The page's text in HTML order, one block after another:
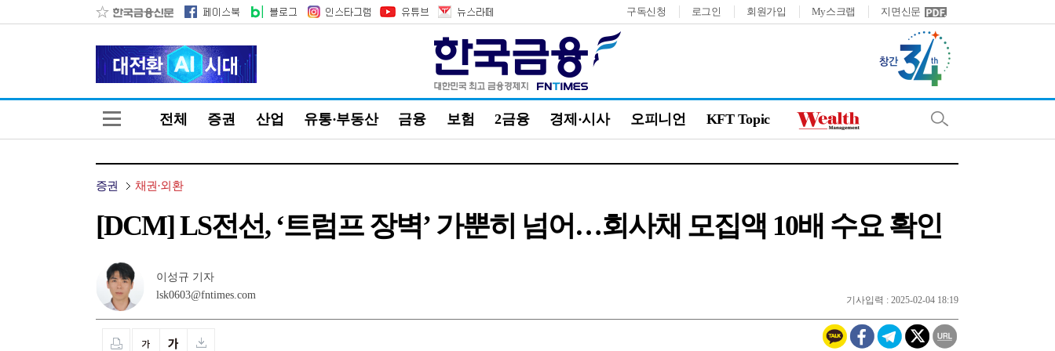
구독신청 로그인 회원가입 My스크랩 지면신문
전체 증권 산업 유통·부동산 금융 보험 2금융 경제·시사 오피니언 KFT Topic
증권 채권·외환
[DCM] LS전선, ‘트럼프 장벽’ 가뿐히 넘어…회사채 모집액 10배 수요 확인
이성규 기자
lsk0603@fntimes.com
기사입력 : 2025-02-04 18:19